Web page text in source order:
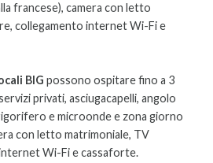
francese), camera con letto
collegamento internet Wi-Fi e
BIG possono ospitare fino a 3
privati, asciugacapelli, angolo
e microonde e zona giorno
con letto matrimoniale, TV
Wi-Fi e cassaforte.